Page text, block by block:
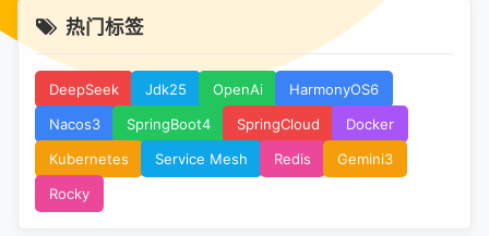
热门标签
DeepSeek Jdk25 OpenAi
HarmonyOS6
Nacos3
SpringBoot4 SpringCloud
Docker
Kubernetes
Service Mesh Redis
Gemini3
Rocky